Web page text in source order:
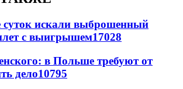
суток искали выброшенный
с выигрышем17028
в Польше требуют от
дело10795